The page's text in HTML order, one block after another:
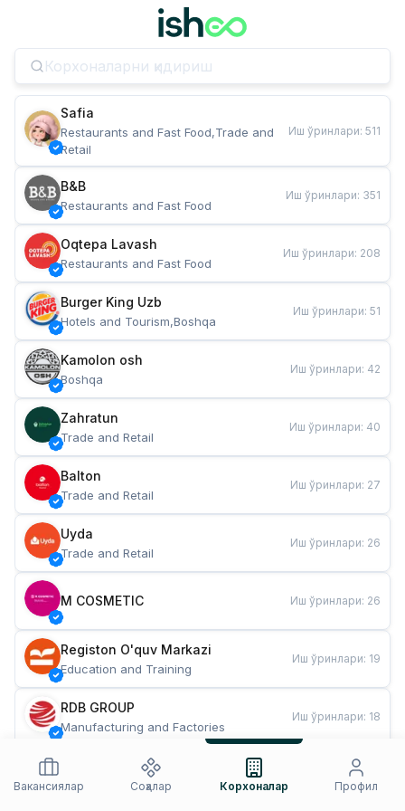
Safia
Restaurants and Fast Food,Trade and
Retail
Иш ўринлари: 511
B&B
Restaurants and Fast Food
Иш ўринлари: 351
Oqtepa Lavash
Restaurants and Fast Food
Иш ўринлари: 208
Burger King Uzb
Hotels and Tourism,Boshqa
Иш ўринлари: 51
Kamolon osh
Boshqa
Иш ўринлари: 42
Zahratun
Trade and Retail
Иш ўринлари: 40
Balton
Trade and Retail
Иш ўринлари: 27
Uyda
Trade and Retail
Иш ўринлари: 26
M COSMETIC Иш ўринлари: 26
Registon O'quv Markazi
Education and Training
Иш ўринлари: 19
RDB GROUP
Manufacturing and Factories
Иш ўринлари: 18
Restaurants and Fast Food
Иш ўринлари
Вакансиялар
Соҳалар Корхоналар Профил